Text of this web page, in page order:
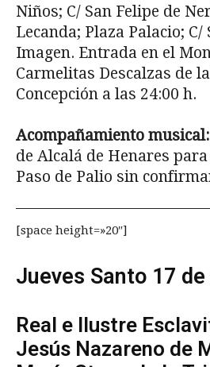
Niños; C/ San Felipe de
Lecanda; Plaza Pala­cio; C/
Imagen. Entrada en el
Carmelitas Descalzas de
Concepción a las 24:00 h.
Acompañamiento musical:
de Alcalá de Henares
Paso de Palio sin
[space height=»20″]
Jueves Santo 17 de
Real e Ilustre
Jesús Na­zareno de